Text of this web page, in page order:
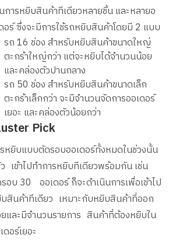
การหยิบสินค้าทีเดียวหลายชิ้น และหลายอ
อร์ ซึ่งจะมีการใช้รถหยิบสินค้าโดยมี 2 แบบ
รถ 16 ช่อง สำหรับหยิบสินค้าขนาดใหญ่
ตะกร้าใหญ่กว่า แต่จะหยิบได้จำนวนน้อย
และคล่องตัวปานกลาง
รถ 50 ช่อง สำหรับหยิบสินค้าขนาดเล็ก
ตะกร้าเล็กกว่า จะมีจำนวนจัดการออเดอร์
เยอะ และคล่องตัวน้อยกว่า
Pick
หยิบแบบตัดรอบออเดอร์ทั้งหมดในช่วงนั้น
เข้าไปทำการหยิบทีเดียวพร้อมกัน เช่น
อบ 30 ออเดอร์ ก็จะดำเนินการเพื่อเข้าไป
สินค้าทีเดียว เหมาะกับหยิบสินค้าที่ออก
และมีจำนวนรายการ สินค้าที่ต้องหยิบใน
ดอร์เยอะ